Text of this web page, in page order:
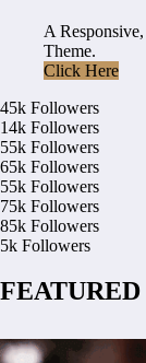
A
Theme.
Click Here
45k Followers
14k Followers
55k Followers
65k Followers
55k Followers
75k Followers
85k Followers
5k Followers
FEATURED